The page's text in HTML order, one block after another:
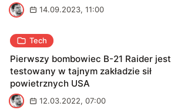
M
14.09.2023, 11:00
Tech
Pierwszy bombowiec B-21 Raider jest
testowany w tajnym zakładzie sił
powietrznych USA
M
12.03.2022, 07:00